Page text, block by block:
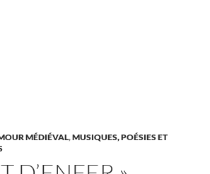
MÉDIÉVAL,MUSIQUES, POÉSIES ET